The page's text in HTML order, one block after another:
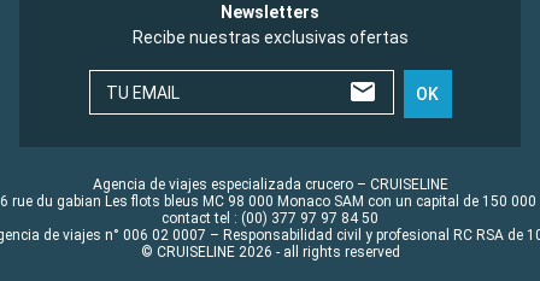
Newsletters
Recibe nuestras exclusivas ofertas
TU EMAIL OK
Agencia de viajes especializada crucero – CRUISELINE
rue du gabian Les flots bleus MC 98 000 Monaco SAM con un capital de 150 000
contact tel : (00) 377 97 97 84 50
de viajes n° 006 02 0007 – Responsabilidad civil y profesional RC RSA de
© CRUISELINE 2026 - all rights reserved